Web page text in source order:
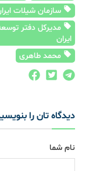
سازمان شیلات
مدیرکل دفتر
ایران
محمد طاهری
دیدگاه تان را
نام شما